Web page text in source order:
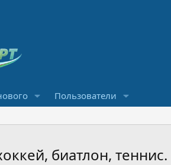
Пользователи
биатлон,